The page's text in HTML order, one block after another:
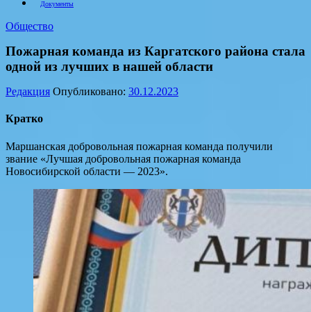
Документы
Общество
Пожарная команда из Каргатского района стала
одной из лучших в нашей области
Редакция Опубликовано: 30.12.2023
Кратко
Маршанская добровольная пожарная команда получили
звание «Лучшая добровольная пожарная команда
Новосибирской области — 2023».